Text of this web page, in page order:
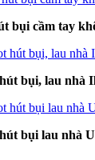
bụi cầm tay
bụi, lau nhà
bụi lau nhà